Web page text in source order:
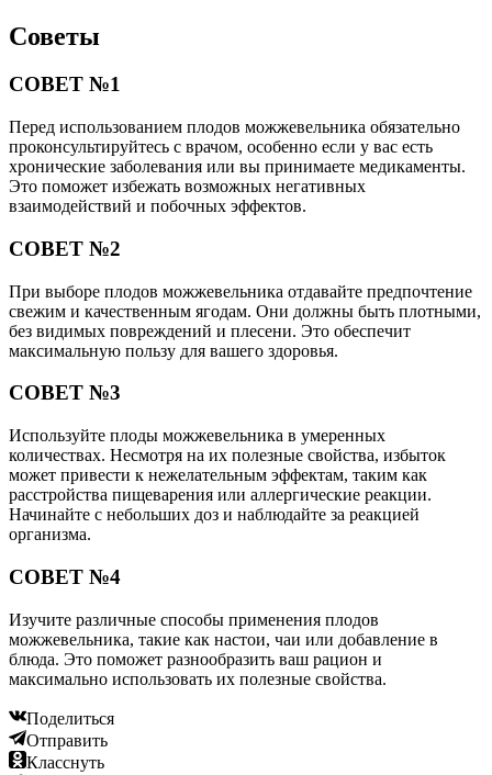
Советы
СОВЕТ №1
Перед использованием плодов можжевельника обязательно
проконсультируйтесь с врачом, особенно если у вас есть
хронические заболевания или вы принимаете медикаменты.
Это поможет избежать возможных негативных
взаимодействий и побочных эффектов.
СОВЕТ №2
При выборе плодов можжевельника отдавайте предпочтение
свежим и качественным ягодам. Они должны быть плотными,
без видимых повреждений и плесени. Это обеспечит
максимальную пользу для вашего здоровья.
СОВЕТ №3
Используйте плоды можжевельника в умеренных
количествах. Несмотря на их полезные свойства, избыток
может привести к нежелательным эффектам, таким как
расстройства пищеварения или аллергические реакции.
Начинайте с небольших доз и наблюдайте за реакцией
организма.
СОВЕТ №4
Изучите различные способы применения плодов
можжевельника, такие как настои, чаи или добавление в
блюда. Это поможет разнообразить ваш рацион и
максимально использовать их полезные свойства.
Поделиться
Отправить
Класснуть